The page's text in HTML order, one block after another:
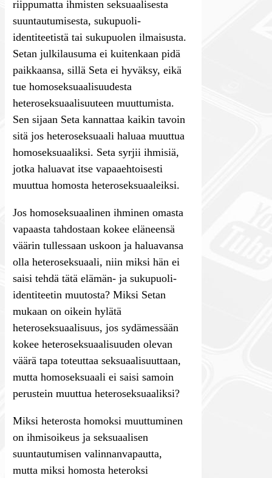
riippumatta ihmisten seksuaalisesta
suuntautumisesta, sukupuoli-
identiteetistä tai sukupuolen ilmaisusta.
Setan julkilausuma ei kuitenkaan pidä
paikkaansa, sillä Seta ei hyväksy, eikä
tue homoseksuaalisuudesta
heteroseksuaalisuuteen muuttumista.
Sen sijaan Seta kannattaa kaikin tavoin
sitä jos heteroseksuaali haluaa muuttua
homoseksuaaliksi. Seta syrjii ihmisiä,
jotka haluavat itse vapaaehtoisesti
muuttua homosta heteroseksuaaleiksi.
Jos homoseksuaalinen ihminen omasta
vapaasta tahdostaan kokee eläneensä
väärin tullessaan uskoon ja haluavansa
olla heteroseksuaali, niin miksi hän ei
saisi tehdä tätä elämän- ja sukupuoli-
identiteetin muutosta? Miksi Setan
mukaan on oikein hylätä
heteroseksuaalisuus, jos sydämessään
kokee heteroseksuaalisuuden olevan
väärä tapa toteuttaa seksuaalisuuttaan,
mutta homoseksuaali ei saisi samoin
perustein muuttua heteroseksuaaliksi?
Miksi heterosta homoksi muuttuminen
on ihmisoikeus ja seksuaalisen
suuntautumisen valinnanvapautta,
mutta miksi homosta heteroksi